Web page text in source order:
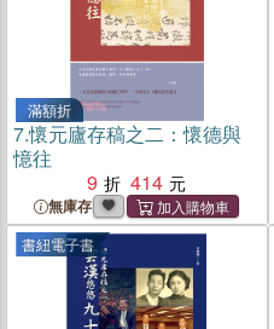
滿額折
7.懷元廬存稿之二：懷德與
憶往
9
414
無庫存
書紐電子書